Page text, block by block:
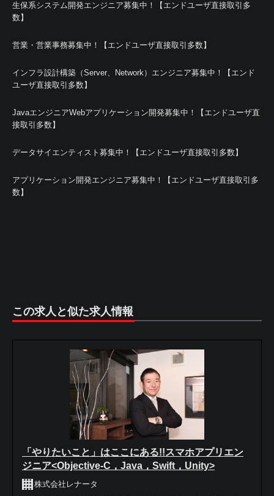
生保系システム開発エンジニア募集中！【エンドユーザ直接取引多
数】
営業・営業事務募集中！【エンドユーザ直接取引多数】
インフラ設計構築（Server、Network）エンジニア募集中！【エンド
ユーザ直接取引多数】
JavaエンジニアWebアプリケーション開発募集中！【エンドユーザ直
接取引多数】
データサイエンティスト募集中！【エンドユーザ直接取引多数】
アプリケーション開発エンジニア募集中！【エンドユーザ直接取引多
数】
この求人と似た求人情報
「やりたいこと」はここにある!!スマホアプリエン
ジニア<Objective-C，Java，Swift，Unity>
株式会社レナータ